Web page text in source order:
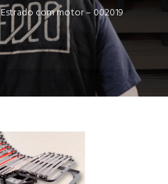
Estrado com motor – 002019